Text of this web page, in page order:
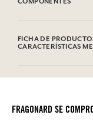
FICHA DE
CARACTERÍSTICAS
FRAGONARD SE